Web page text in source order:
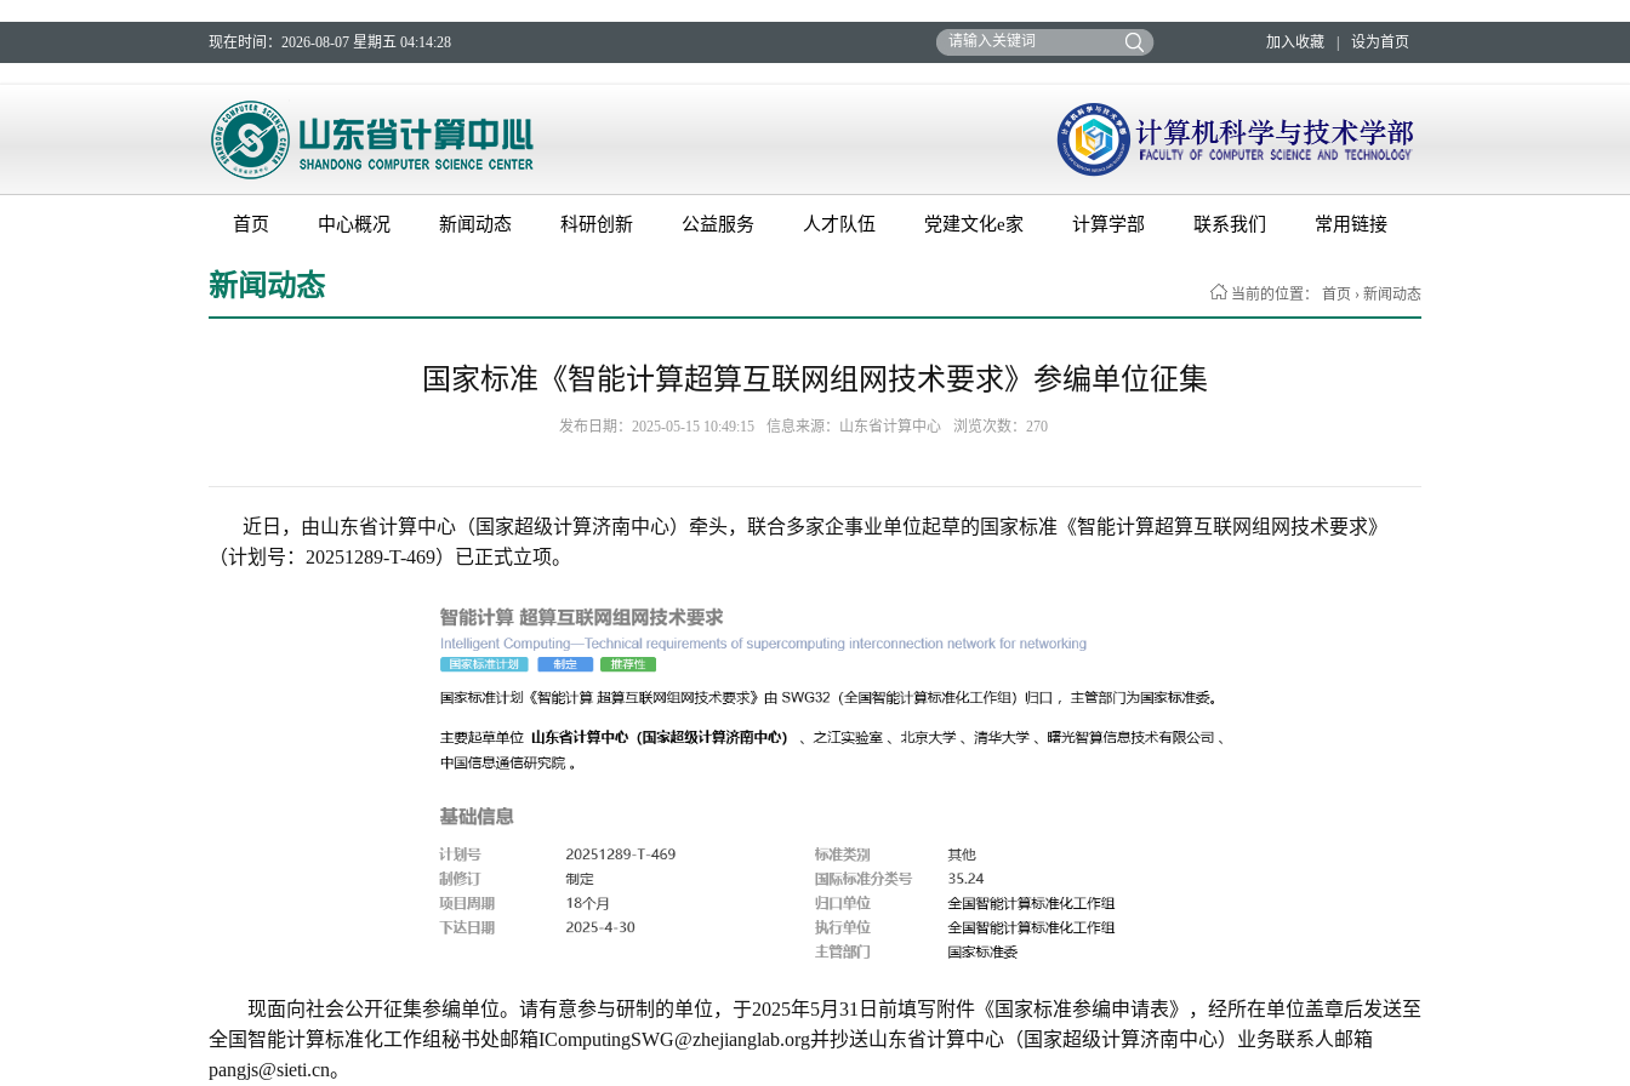
现在时间： 2026-08-07 星期五 04:14:29 加入收藏 设为首页
首页 中心概况 新闻动态 科研创新 公益服务 人才队伍 党建文化e家 计算学部 联系我们 常用链接
新闻动态 当前的位置： 首页 › 新闻动态
国家标准《智能计算超算互联网组网技术要求》参编单位征集
发布日期：2025-05-15 10:49:15 信息来源：山东省计算中心 浏览次数： 270
近日，由山东省计算中心（国家超级计算济南中心）牵头，联合多家企事业单位起草的国家标准《智能计算超算互联网组网技术要求》
（计划号：20251289-T-469）已正式立项。
现面向社会公开征集参编单位。请有意参与研制的单位，于2025年5月31日前填写附件《国家标准参编申请表》，经所在单位盖章后发送至
全国智能计算标准化工作组秘书处邮箱IComputingSWG@zhejianglab.org并抄送山东省计算中心 （国家超级计算济南中心）业务联系人邮箱
pangjs@sieti.cn。